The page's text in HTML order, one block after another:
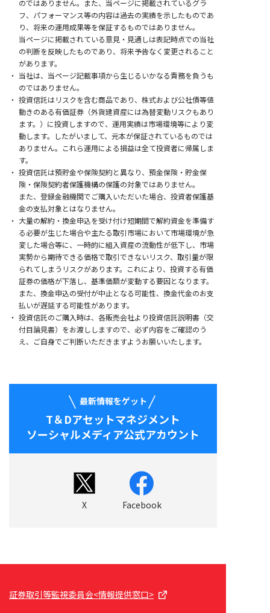
のではありません。 また、当ページに掲載されているグラ
フ、パフォーマンス等の内容は過去の実績を示したものであ
り、将来の運用成果等を保証するものではありません。
当ページに掲載されている意見・見通しは表記時点での当社
の判断を反映したものであり、将来予告なく変更されること
があります。
当社は、当ページ記載事項から生じるいかなる責務を負うも
のではありません。
投資信託はリスクを含む商品であり、株式および公社債等値
動きのある有価証券（外貨建資産には為替変動リスクもあり
ます。）に投資しますので、運用実績は市場環境等により変
動します。
したがいまして、元本が保証されているものでは
ありません。 これら運用による損益は全て投資者に帰属しま
す。
投資信託は預貯金や保険契約と異なり、預金保険・貯金保
険・保険契約者保護機構の保護の対象ではありません。
また、登録金融機関でご購入いただいた場合、投資者保護基
金の支払対象とはなりません。
大量の解約・換金申込を受け付け短期間で解約資金を準備す
る必要が生じた場合や主たる取引市場において市場環境が急
変した場合等に、一時的に組入資産の流動性が低下し、 市場
実勢から期待できる価格で取引できないリスク、取引量が限
られてしまうリスクがあります。これにより、投資する有価
証券の価格が下落し、基準価額が変動する要因となります。
また、換金申込の受付が中止となる可能性、換金代金のお支
払いが遅延する可能性があります。
投資信託のご購入時は、各販売会社より投資信託説明書（交
付目論見書）をお渡ししますので、必ず内容をご確認のう
え、ご自身でご判断いただきますようお願いいたします。
最新情報をゲット
T＆Dアセットマネジメント
ソーシャルメディア公式アカウント
X Facebook
証券取引等監視委員会<情報提供窓口>